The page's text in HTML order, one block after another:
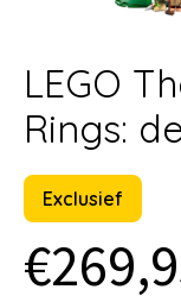
LEGO
Rings:
Exclusief